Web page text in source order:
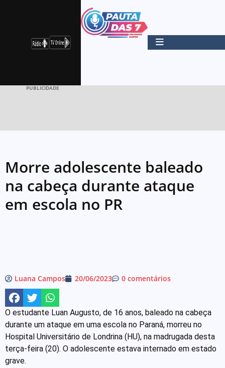
PUBLICIDADE
Morre adolescente baleado
na cabeça durante ataque
em escola no PR
Luana Campos 20/06/2023 0 comentários
O estudante Luan Augusto, de 16 anos, baleado na cabeça
durante um ataque em uma escola no Paraná, morreu no
Hospital Universitário de Londrina (HU), na madrugada desta
terça-feira (20). O adolescente estava internado em estado
grave.